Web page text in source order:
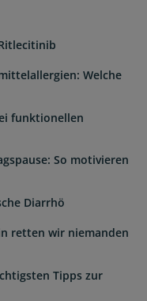
Welche
funktionellen
So motivieren
Diarrhö
retten wir niemanden
Tipps zur